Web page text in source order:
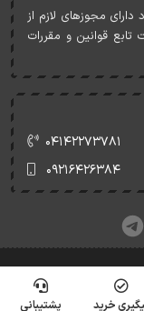
مجوزهای لازم از
قوانين و مقررات
۰۴۱۴۲۲۷۳۷۸۱
۰۹۲۱۶۴۲۶۳۸۴
می‌باشد.
خرید پشتیبانی